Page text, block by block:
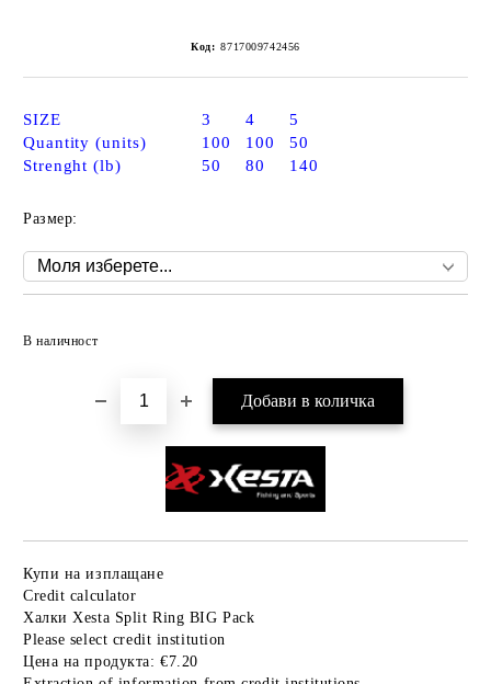
Код: 8717009742456
SIZE 3 4
5
Quantity (units)
100 100
50
Strenght (lb)
50 80 140
Размер:
В наличност
Купи на изплащане
Credit calculator
Халки Xesta Split Ring BIG Pack
Please select credit institution
Цена на продукта: €7.20